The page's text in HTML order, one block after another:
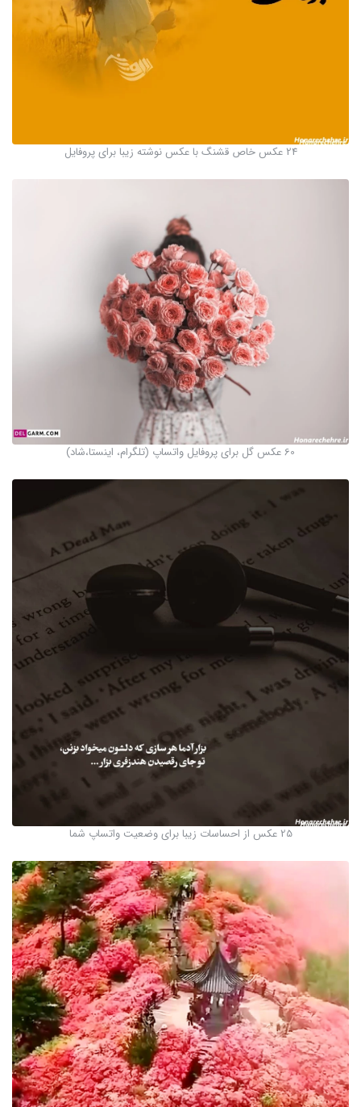
24 عکس خاص قشنگ با عکس نوشته زیبا برای پروفایل
60 عکس گل برای پروفایل واتساپ (تلگرام، اینستا،شاد)
25 عکس از احساسات زیبا برای وضعیت واتساپ شما